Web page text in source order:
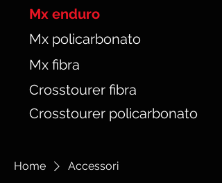
Mx enduro
Mx policarbonato
Mx fibra
Crosstourer fibra
Crosstourer policarbonato
Home Accessori